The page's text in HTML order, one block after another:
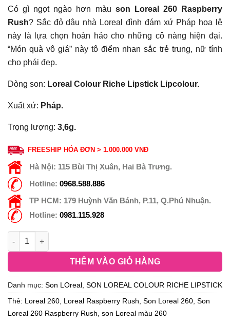
Có gì ngọt ngào hơn màu son Loreal 260 Raspberry
Rush? Sắc đỏ dâu nhà Loreal đình đám xứ Pháp hoa lệ
này là lựa chọn hoàn hảo cho những cô nàng hiện đại.
“Món quà vô giá” này tô điểm nhan sắc trẻ trung, nữ tính
cho phái đẹp.
Dòng son: Loreal Colour Riche Lipstick Lipcolour.
Xuất xứ: Pháp.
Trọng lượng: 3,6g.
FREESHIP HÓA ĐƠN > 1.000.000 VNĐ
Hà Nội: 115 Bùi Thị Xuân, Hai Bà Trưng.
Hotline: 0968.588.886
TP HCM: 179 Huỳnh Văn Bánh, P.11, Q.Phú Nhuận.
Hotline: 0981.115.928
THÊM VÀO GIỎ HÀNG
Danh mục: Son LOreal SON LOREAL COLOUR RICHE LIPSTICK
Thẻ: Loreal 260 Loreal Raspberry Rush Son Loreal 260 Son
Loreal 260 Raspberry Rush son Loreal màu 260